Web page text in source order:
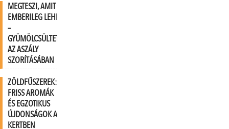
MEGTESZI, AMIT
EMBERILEG LEHETSÉGES
–
GYÜMÖLCSÜLTETVÉNYEK
AZ ASZÁLY
SZORÍTÁSÁBAN
ZÖLDFŰSZEREK:
FRISS AROMÁK
ÉS EGZOTIKUS
ÚJDONSÁGOK A
KERTBEN